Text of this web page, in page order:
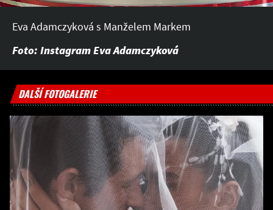
Eva Adamczyková s Manželem Markem
Foto: Instagram Eva Adamczyková
DALŠÍ FOTOGALERIE